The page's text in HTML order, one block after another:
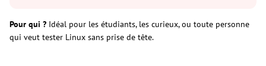
Pour qui ? Idéal pour les étudiants, les curieux, ou toute personne
qui veut tester Linux sans prise de tête.